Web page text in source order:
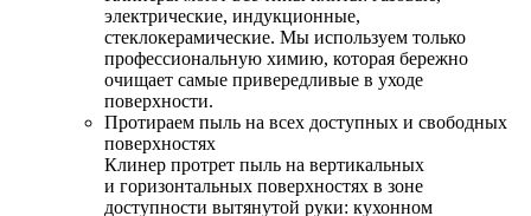
электрические, индукционные,
стеклокерамические. Мы используем только
профессиональную химию, которая бережно
очищает самые привередливые в уходе
поверхности.
Протираем пыль на всех доступных и свободных
поверхностях
Клинер протрет пыль на вертикальных
и горизонтальных поверхностях в зоне
доступности вытянутой руки: кухонном